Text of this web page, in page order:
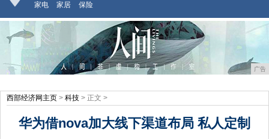
家电
家居 保险
广告
西部经济网主页 > 科技 > 正文 >
华为借nova加大线下渠道布局 私人定制